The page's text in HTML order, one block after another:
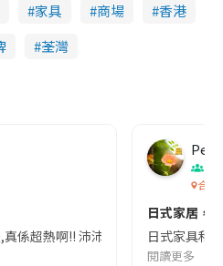
家具 商場
香港
荃灣
係超熱啊!! 沛沛真係好怕熱,夜晚長
合和
日式家居，
日式家具和
閱讀更多